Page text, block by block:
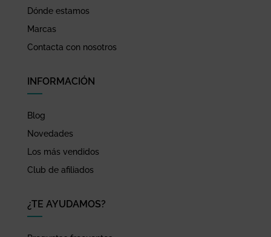
Dónde estamos
Marcas
Contacta con nosotros
INFORMACIÓN
Blog
Novedades
Los más vendidos
Club de afiliados
¿TE AYUDAMOS?